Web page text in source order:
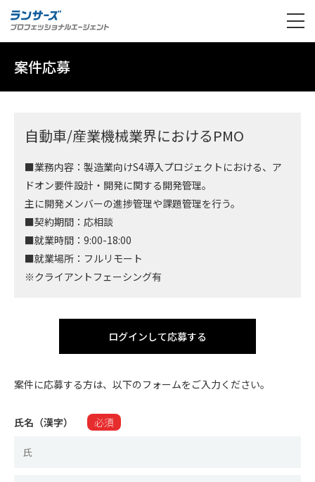
案件応募
自動車/産業機械業界におけるPMO
■業務内容：製造業向けS4導入プロジェクトにおける、ア
ドオン要件設計・開発に関する開発管理。
主に開発メンバーの進捗管理や課題管理を行う。
■契約期間：応相談
■就業時間：9:00-18:00
■就業場所：フルリモート
※クライアントフェーシング有
ログインして応募する
案件に応募する方は、以下のフォームをご入力ください。
氏名（漢字） 必須